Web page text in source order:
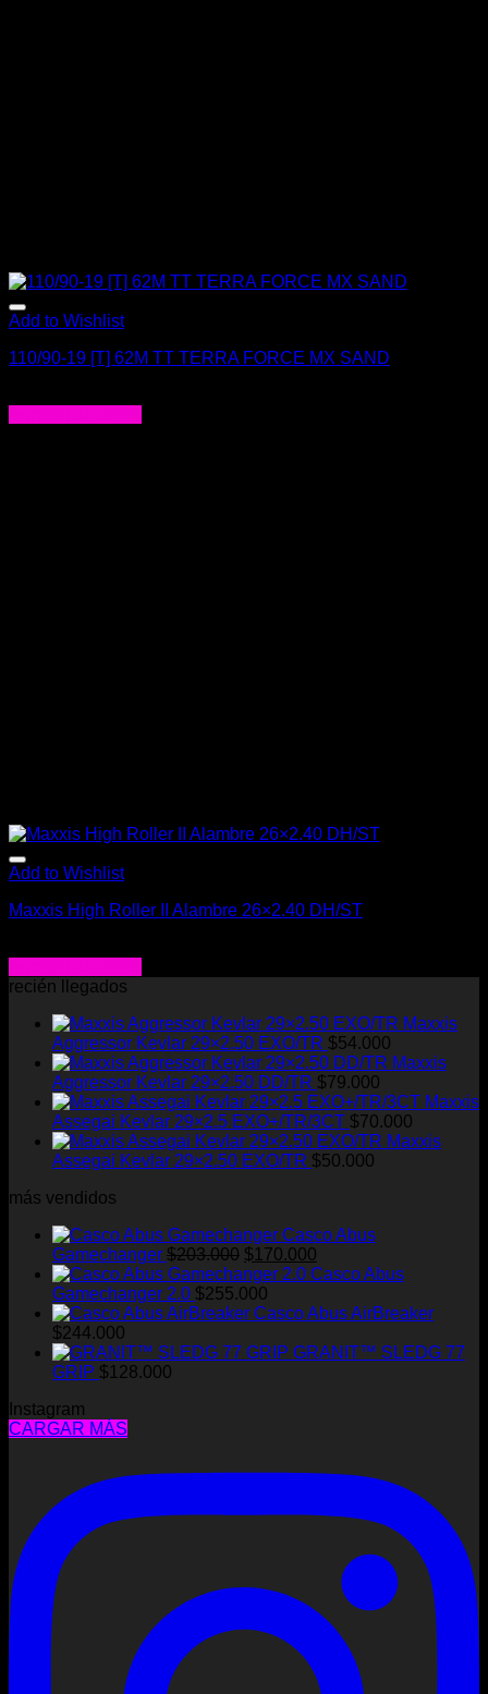
Add to Wishlist
110/90-19 [T] 62M TT TERRA FORCE MX SAND
Add to Wishlist
Maxxis High Roller II Alambre 26×2.40 DH/ST
recién llegados
Maxxis
Aggressor Kevlar 29×2.50 EXO/TR $54.000
Maxxis
Aggressor Kevlar 29×2.50 DD/TR $79.000
Maxxis
Assegai Kevlar 29×2.5 EXO+/TR/3CT $70.000
Maxxis
Assegai Kevlar 29×2.50 EXO/TR $50.000
más vendidos
Casco Abus
Gamechanger $203.000 El
precio
original
era:
$170.000
precio
es:
Casco Abus
Gamechanger 2.0 $255.000
Casco Abus AirBreaker
$244.000
GRANIT™ SLEDG 77
GRIP $128.000
Instagram
CARGAR MÁS